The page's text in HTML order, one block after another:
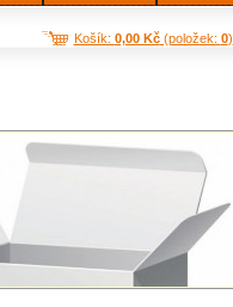
Košík: 0,00 Kč(položek: 0)